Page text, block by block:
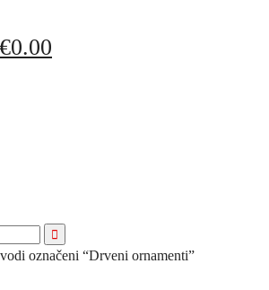
€0.00
označeni “Drveni ornamenti”